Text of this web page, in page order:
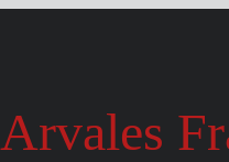
Arvales